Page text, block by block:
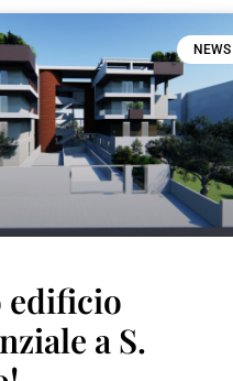
NEWS
edificio
a S.